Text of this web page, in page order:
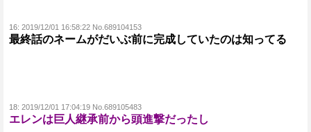
16: 2019/12/01 16:58:22 No.689104153
最終話のネームがだいぶ前に完成していたのは知ってる
18: 2019/12/01 17:04:19 No.689105483
エレンは巨人継承前から頭進撃だったし